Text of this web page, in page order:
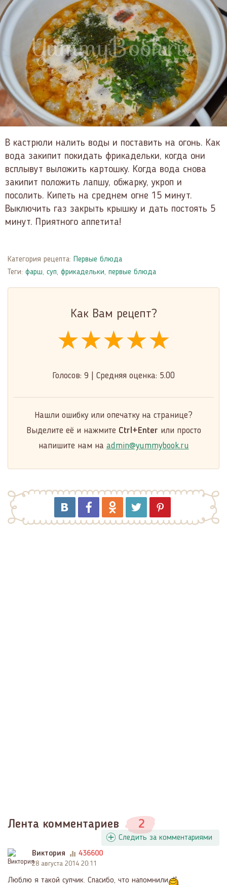
В кастрюли налить воды и поставить на огонь. Как
вода закипит покидать фрикадельки, когда они
всплывут выложить картошку. Когда вода снова
закипит положить лапшу, обжарку, укроп и
посолить. Кипеть на среднем огне 15 минут.
Выключить газ закрыть крышку и дать постоять 5
минут. Приятного аппетита!
Категория рецепта: Первые блюда
Теги: фарш, суп, фрикадельки, первые блюда
Как Вам рецепт?
★★★★★
★★★★★
★★★★★
Голосов: 9 Средняя оценка: 5.00
Нашли ошибку или опечатку на странице?
Выделите её и нажмите Ctrl+Enter или просто
напишите нам на admin@yummybook.ru
Лента комментариев 2
Следить за комментариями
Виктория
436600
28 августа 2014 20:11
Люблю я такой супчик. Спасибо, что напомнили